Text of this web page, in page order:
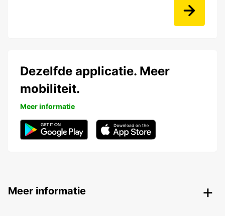
Dezelfde applicatie. Meer
mobiliteit.
Meer informatie
Meer informatie